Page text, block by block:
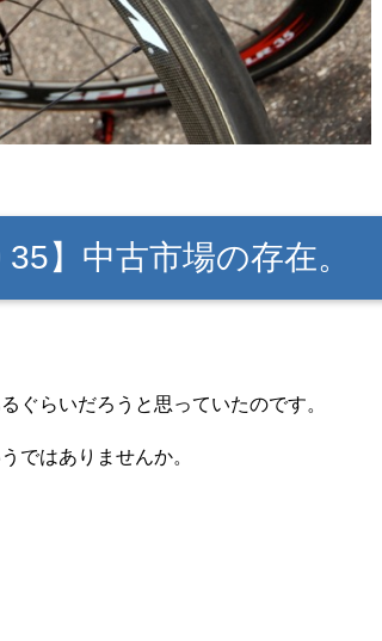
】中古市場の存在。
ぐらいだろうと思っていたのです。
ではありませんか。